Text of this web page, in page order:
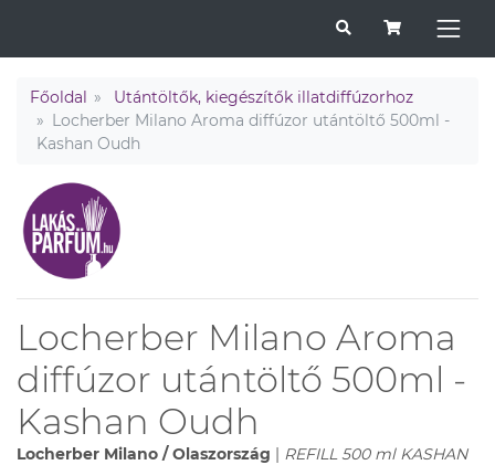
Főoldal
Utántöltők, kiegészítők illatdiffúzorhoz
Locherber Milano Aroma diffúzor utántöltő 500ml -
Kashan Oudh
Locherber Milano Aroma
diffúzor utántöltő 500ml -
Kashan Oudh
Locherber Milano / Olaszország | REFILL 500 ml KASHAN